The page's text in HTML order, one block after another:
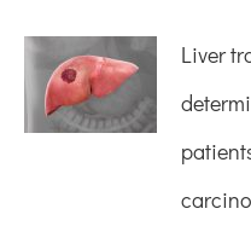
Liver